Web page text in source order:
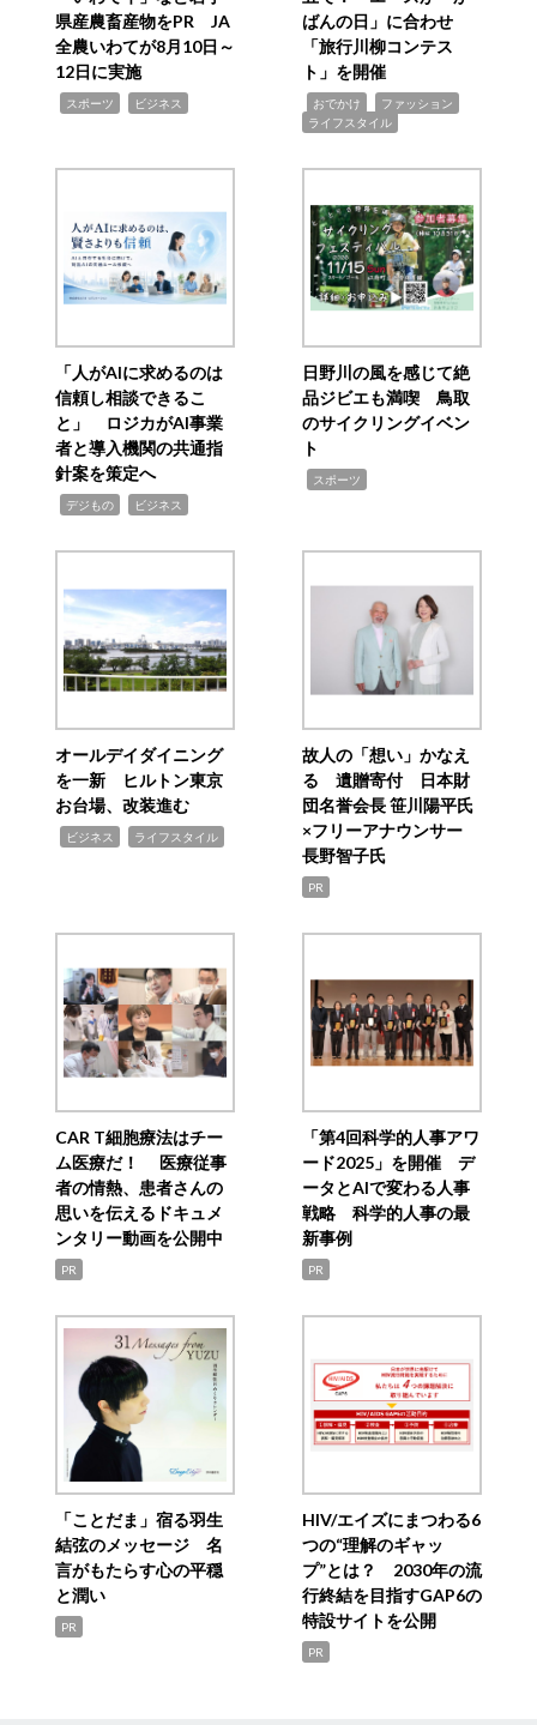
県産農畜産物をPR JA
全農いわてが8月10日～
12日に実施
スポーツ ビジネス
ばんの日」に合わせ
「旅行川柳コンテス
ト」を開催
おでかけ ファッション
ライフスタイル
「人がAIに求めるのは
信頼し相談できるこ
と」 ロジカがAI事業
者と導入機関の共通指
針案を策定へ
デジもの ビジネス
日野川の風を感じて絶
品ジビエも満喫 鳥取
のサイクリングイベン
ト
スポーツ
オールデイダイニング
を一新 ヒルトン東京
お台場、改装進む
ビジネス ライフスタイル
故人の「想い」かなえ
る 遺贈寄付 日本財
団名誉会長 笹川陽平氏
×フリーアナウンサー
長野智子氏
PR
CAR T細胞療法はチー
ム医療だ！ 医療従事
者の情熱、患者さんの
思いを伝えるドキュメ
ンタリー動画を公開中
PR
「第4回科学的人事アワ
ード2025」を開催 デ
ータとAIで変わる人事
戦略 科学的人事の最
新事例
PR
「ことだま」宿る羽生
結弦のメッセージ 名
言がもたらす心の平穏
と潤い
PR
HIV/エイズにまつわる6
つの“理解のギャッ
プ”とは？ 2030年の流
行終結を目指すGAP6の
特設サイトを公開
PR